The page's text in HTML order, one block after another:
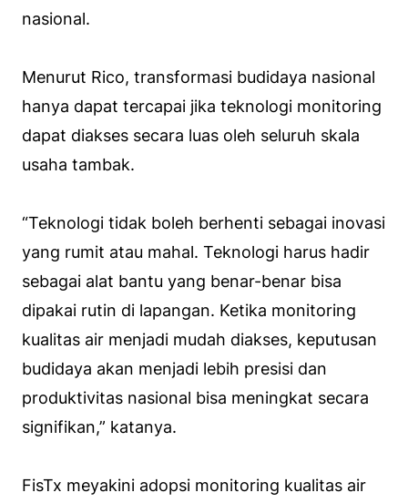
nasional.
Menurut Rico, transformasi budidaya nasional
hanya dapat tercapai jika teknologi monitoring
dapat diakses secara luas oleh seluruh skala
usaha tambak.
“Teknologi tidak boleh berhenti sebagai inovasi
yang rumit atau mahal. Teknologi harus hadir
sebagai alat bantu yang benar-benar bisa
dipakai rutin di lapangan. Ketika monitoring
kualitas air menjadi mudah diakses, keputusan
budidaya akan menjadi lebih presisi dan
produktivitas nasional bisa meningkat secara
signifikan,” katanya.
FisTx meyakini adopsi monitoring kualitas air